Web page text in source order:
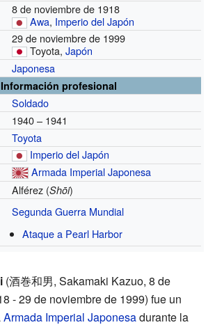
8 de noviembre de 1918
Awa, Imperio del Japón
29 de noviembre de 1999
Toyota,Japón
Japonesa
Información profesional
Soldado
1940 – 1941
Toyota
Imperio del Japón
Armada Imperial Japonesa
Alférez (Shōi)
Segunda Guerra Mundial
Ataque a Pearl Harbor
(酒巻和男, Sakamaki Kazuo, 8 de
- 29 de noviembre de 1999) fue un
Armada Imperial Japonesadurante la